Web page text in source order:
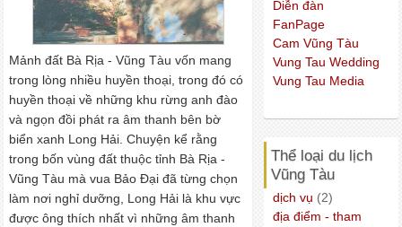
Mảnh đất Bà Rịa - Vũng Tàu vốn mang
trong lòng nhiều huyền thoại, trong đó có
huyền thoại về những khu rừng anh đào
và ngọn đồi phát ra âm thanh bên bờ
biển xanh Long Hải. Chuyện kể rằng
trong bốn vùng đất thuộc tỉnh Bà Rịa -
Vũng Tàu mà vua Bảo Ðại đã từng chọn
làm nơi nghỉ dưỡng, Long Hải là khu vực
được ông thích nhất vì những âm thanh
Diễn đàn
FanPage
Cam Vũng Tàu
Vung Tau Wedding
Vung Tau Media
Thể loại du lịch
Vũng Tàu
dịch vụ (2)
địa điểm - tham